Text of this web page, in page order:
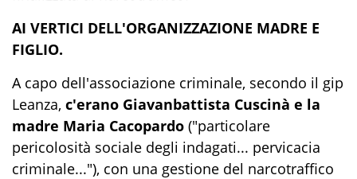
AI VERTICI DELL'ORGANIZZAZIONE MADRE E
FIGLIO.
A capo dell'associazione criminale, secondo il gip
Leanza, c'erano Giavanbattista Cuscinà e la
madre Maria Cacopardo ("particolare
pericolosità sociale degli indagati... pervicacia
criminale..."), con una gestione del narcotraffico